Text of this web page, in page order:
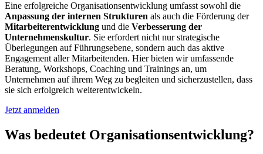
Eine erfolgreiche Organisationsentwicklung umfasst sowohl die
Anpassung der internen Strukturen als auch die Förderung der
Mitarbeiterentwicklung und die Verbesserung der
Unternehmenskultur. Sie erfordert nicht nur strategische
Überlegungen auf Führungsebene, sondern auch das aktive
Engagement aller Mitarbeitenden. Hier bieten wir umfassende
Beratung, Workshops, Coaching und Trainings an, um
Unternehmen auf ihrem Weg zu begleiten und sicherzustellen, dass
sie sich erfolgreich weiterentwickeln.
Jetzt anmelden
Was bedeutet Organisations­entwicklung?